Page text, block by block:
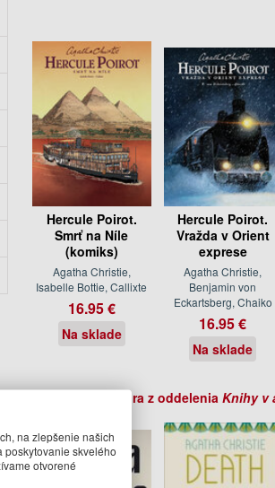
Hercule Poirot.
Smrť na Níle
(komiks)
Agatha Christie,
Isabelle Bottie, Callixte
16.95 €
Na sklade
Hercule Poirot.
Vražda v Orient
exprese
Agatha Christie,
Benjamin von
Eckartsberg, Chaiko
16.95 €
Na sklade
Ďalšie knihy autora z oddelenia Knihy v
na zlepšenie našich
skvelého
otvorené